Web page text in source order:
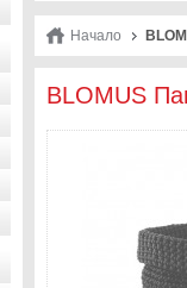
Начало
BLOMUS